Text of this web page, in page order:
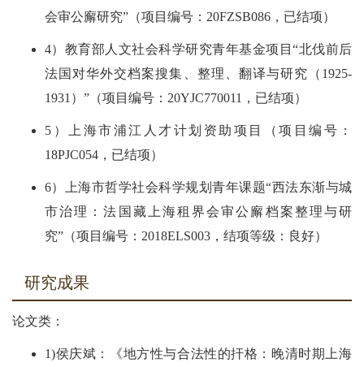
会审公廨研究”（项目编号：20FZSB086，已结项）
4）教育部人文社会科学研究青年基金项目“北伐前后
法国对华外交档案搜集、整理、翻译与研究（1925-
1931）”（项目编号：20YJC770011，已结项）
5）上海市浦江人才计划资助项目（项目编号：
18PJC054，已结项）
6）上海市哲学社会科学规划青年课题“西法东渐与城
市治理：法国藏上海租界会审公廨档案整理与研
究”（项目编号：2018ELS003，结项等级：良好）
研究成果
论文类：
1)侯庆斌：《地方性与合法性的扞格：晚清时期上海